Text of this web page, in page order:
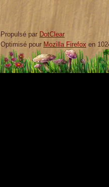
Propulsé par DotClear
Optimisé pour Mozilla Firefox en